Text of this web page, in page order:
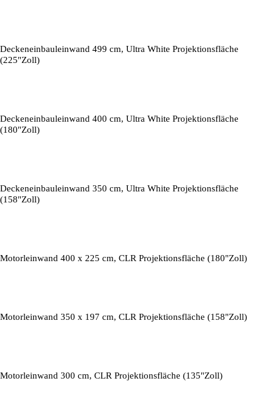
Deckeneinbauleinwand 499 cm, Ultra White Projektionsfläche
(225"Zoll)
Deckeneinbauleinwand 400 cm, Ultra White Projektionsfläche
(180"Zoll)
Deckeneinbauleinwand 350 cm, Ultra White Projektionsfläche
(158"Zoll)
Motorleinwand 400 x 225 cm, CLR Projektionsfläche (180"Zoll)
Motorleinwand 350 x 197 cm, CLR Projektionsfläche (158"Zoll)
Motorleinwand 300 cm, CLR Projektionsfläche (135"Zoll)